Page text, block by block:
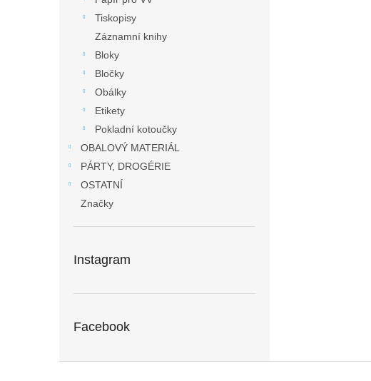
Tiskopisy
Záznamní knihy
Bloky
Bločky
Obálky
Etikety
Pokladní kotoučky
OBALOVÝ MATERIÁL
PÁRTY, DROGÉRIE
OSTATNÍ
Značky
Instagram
Facebook